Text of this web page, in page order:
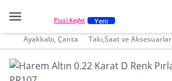
Plus'ı Keşfet Yeni
Ayakkabı, Çanta Takı,Saat ve Aksesuarlar